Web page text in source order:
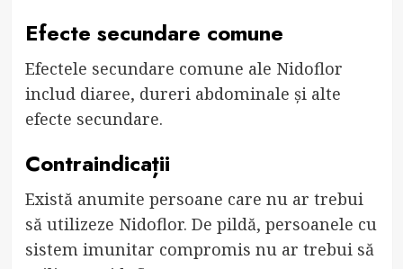
Efecte secundare comune
Efectele secundare comune ale Nidoflor
includ diaree, dureri abdominale și alte
efecte secundare.
Contraindicații
Există anumite persoane care nu ar trebui
să utilizeze Nidoflor. De pildă, persoanele cu
sistem imunitar compromis nu ar trebui să